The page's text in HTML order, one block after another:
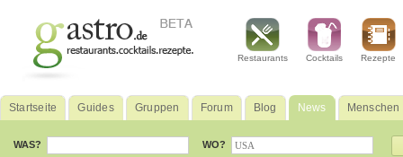
Restaurants Cocktails Rezepte
Startseite Guides Gruppen Forum Blog News Menschen
WAS? WO?